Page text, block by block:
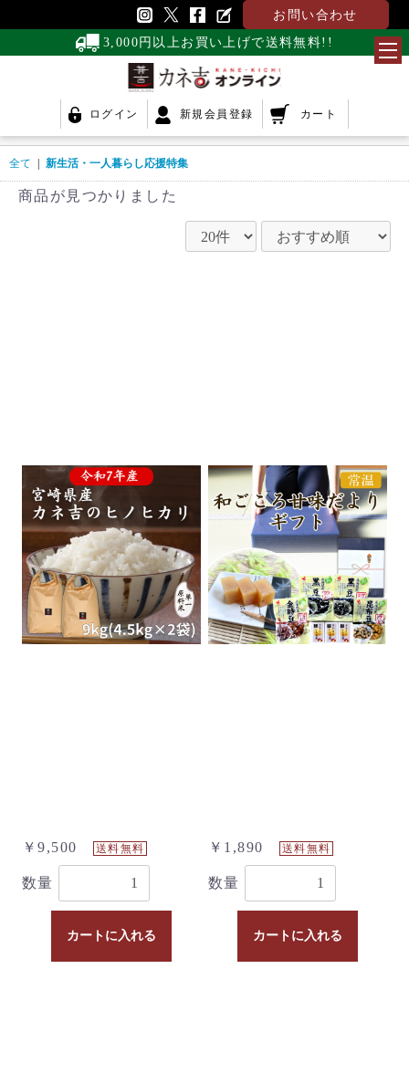
お問い合わせ
3,000円以上お買い上げで送料無料!!
ログイン 新規会員登録 カート
全て 新生活・一人暮らし応援特集
商品が見つかりました
￥9,500 送料無料
数量
カートに入れる
￥1,890 送料無料
数量
カートに入れる